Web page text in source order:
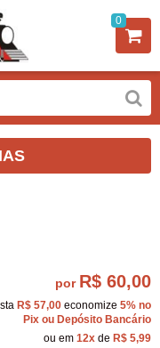
0
por R$ 60,00
R$ 57,00 economize 5% no
Pix ou Depósito Bancário
ou em 12x de R$ 5,99